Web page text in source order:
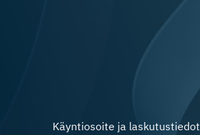
Käyntiosoite ja laskutustiedot